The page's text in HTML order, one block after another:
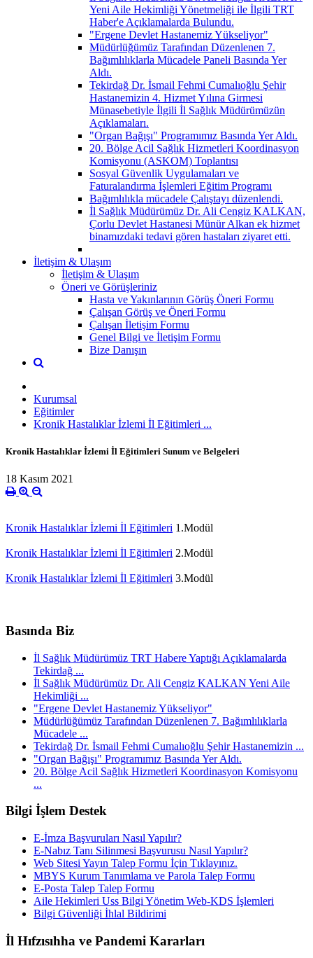
Yeni Aile Hekimliği Yönetmeliği ile İlgili TRT
Haber'e Açıklamalarda Bulundu.
"Ergene Devlet Hastanemiz Yükseliyor"
Müdürlüğümüz Tarafından Düzenlenen 7.
Bağımlılıklarla Mücadele Paneli Basında Yer
Aldı.
Tekirdağ Dr. İsmail Fehmi Cumalıoğlu Şehir
Hastanemizin 4. Hizmet Yılına Girmesi
Münasebetiyle İlgili İl Sağlık Müdürümüzün
Açıklamaları.
"Organ Bağışı" Programımız Basında Yer Aldı.
20. Bölge Acil Sağlık Hizmetleri Koordinasyon
Komisyonu (ASKOM) Toplantısı
Sosyal Güvenlik Uygulamaları ve
Faturalandırma İşlemleri Eğitim Programı
Bağımlılıkla mücadele Çalıştayı düzenlendi.
İl Sağlık Müdürümüz Dr. Ali Cengiz KALKAN,
Çorlu Devlet Hastanesi Münür Alkan ek hizmet
binamızdaki tedavi gören hastaları ziyaret etti.
İletişim & Ulaşım
İletişim & Ulaşım
Öneri ve Görüşleriniz
Hasta ve Yakınlarının Görüş Öneri Formu
Çalışan Görüş ve Öneri Formu
Çalışan İletişim Formu
Genel Bilgi ve İletişim Formu
Bize Danışın
Kurumsal
Eğitimler
Kronik Hastalıklar İzlemi İl Eğitimleri ...
Kronik Hastalıklar İzlemi İl Eğitimleri Sunum ve Belgeleri
18 Kasım 2021
Kronik Hastalıklar İzlemi İl Eğitimleri 1.Modül
Kronik Hastalıklar İzlemi İl Eğitimleri 2.Modül
Kronik Hastalıklar İzlemi İl Eğitimleri 3.Modül
Basında Biz
İl Sağlık Müdürümüz TRT Habere Yaptığı Açıklamalarda
Tekirdağ ...
İl Sağlık Müdürümüz Dr. Ali Cengiz KALKAN Yeni Aile
Hekimliği ...
"Ergene Devlet Hastanemiz Yükseliyor"
Müdürlüğümüz Tarafından Düzenlenen 7. Bağımlılıklarla
Mücadele ...
Tekirdağ Dr. İsmail Fehmi Cumalıoğlu Şehir Hastanemizin ...
"Organ Bağışı" Programımız Basında Yer Aldı.
20. Bölge Acil Sağlık Hizmetleri Koordinasyon Komisyonu
...
Bilgi İşlem Destek
E-İmza Başvuruları Nasıl Yapılır?
E-Nabız Tanı Silinmesi Başvurusu Nasıl Yapılır?
Web Sitesi Yayın Talep Formu İçin Tıklayınız.
MBYS Kurum Tanımlama ve Parola Talep Formu
E-Posta Talep Talep Formu
Aile Hekimleri Uss Bilgi Yönetim Web-KDS İşlemleri
Bilgi Güvenliği İhlal Bildirimi
İl Hıfzısıhha ve Pandemi Kararları